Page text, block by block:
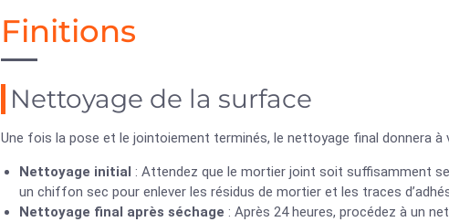
Finitions
Nettoyage de la surface
Une fois la pose et le jointoiement terminés, le nettoyage final donnera
Nettoyage initial : Attendez que le mortier joint soit suffisamment
un chiffon sec pour enlever les résidus de mortier et les traces
Nettoyage final après séchage : Après 24 heures, procédez à un